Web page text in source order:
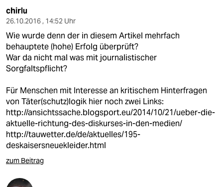
chirlu
26.10.2016 , 14:52 Uhr
Wie wurde denn der in diesem Artikel mehrfach
behauptete (hohe) Erfolg überprüft?
War da nicht mal was mit journalistischer
Sorgfaltspflicht?
Für Menschen mit Interesse an kritischem Hinterfragen
von Täter(schutz)logik hier noch zwei Links:
http://ansichtssache.blogsport.eu/2014/10/21/ueber-die-
aktuelle-richtung-des-diskurses-in-den-medien/
http://tauwetter.de/de/aktuelles/195-
deskaisersneuekleider.html
zum Beitrag